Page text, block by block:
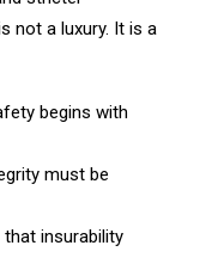
not a luxury. It is a
begins with
must be
insurability